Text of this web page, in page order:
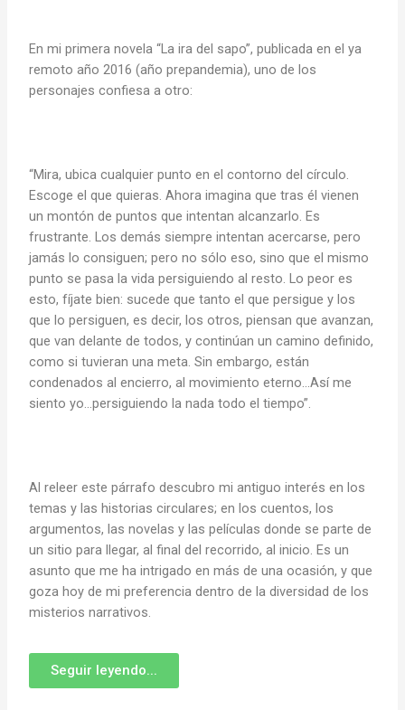
En mi primera novela “La ira del sapo”, publicada en el ya
remoto año 2016 (año prepandemia), uno de los
personajes confiesa a otro:
“Mira, ubica cualquier punto en el contorno del círculo.
Escoge el que quieras. Ahora imagina que tras él vienen
un montón de puntos que intentan alcanzarlo. Es
frustrante. Los demás siempre intentan acercarse, pero
jamás lo consiguen; pero no sólo eso, sino que el mismo
punto se pasa la vida persiguiendo al resto. Lo peor es
esto, fíjate bien: sucede que tanto el que persigue y los
que lo persiguen, es decir, los otros, piensan que avanzan,
que van delante de todos, y continúan un camino definido,
como si tuvieran una meta. Sin embargo, están
condenados al encierro, al movimiento eterno…Así me
siento yo…persiguiendo la nada todo el tiempo”.
Al releer este párrafo descubro mi antiguo interés en los
temas y las historias circulares; en los cuentos, los
argumentos, las novelas y las películas donde se parte de
un sitio para llegar, al final del recorrido, al inicio. Es un
asunto que me ha intrigado en más de una ocasión, y que
goza hoy de mi preferencia dentro de la diversidad de los
misterios narrativos.
Seguir leyendo...